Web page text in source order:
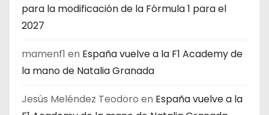
para la modificación de la Fórmula 1 para el
2027
mamenf1 en España vuelve a la F1 Academy de
la mano de Natalia Granada
Jesús Meléndez Teodoro en España vuelve a la